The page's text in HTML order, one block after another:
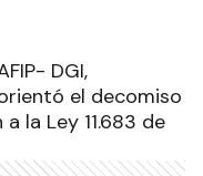
DGI,
el decomiso
la Ley 11.683 de